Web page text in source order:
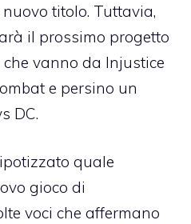
titolo. Tuttavia,
il prossimo progetto
vanno da Injustice
e persino un
DC.
quale
gioco di
voci che affermano